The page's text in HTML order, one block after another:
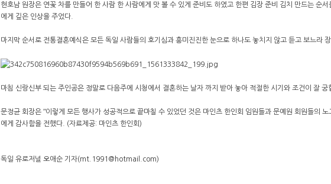
현호남 원장은 연꽃 차를 만들어 한 사람 한 사람에게 맛 볼 수 있게 준비도 하였고 한편 김장 준비 김치 만드는 순
에게 깊은 인상을 주었다.
마지막 순서로 전통결혼예식은 모든 독일 사람들의 호기심과 흥미진진한 눈으로 하나도 놓치지 않고 듣고 보느라
마침 신랑신부 되는 주인공은 정말로 다음주에 시청에서 결혼하는 날자 까지 받아 놓아 적절한 시기와 조건이 잘 궁
문정균 회장은 ʺ이렇게 모든 행사가 성공적으로 끝마칠 수 있었던 것은 마인츠 한인회 임원들과 문예원 회원들의
에게 감사함을 전했다. (자료제공: 마인츠 한인회)
독일 유로저널 오애순 기자(mt.1991@hotmail.com)